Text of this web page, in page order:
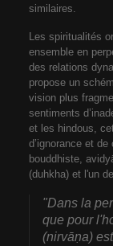
similaires.
Les spiritualités
ensemble en
des relations
propose un
vision plus
sentiments
et les hindous,
d’ignorance et
bouddhiste,
(duhkha) et l'un
"Dans la
que pour
(nirvāṇa)